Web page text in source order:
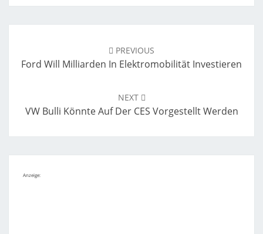
PREVIOUS
Ford Will Milliarden In Elektromobilität Investieren
NEXT
VW Bulli Könnte Auf Der CES Vorgestellt Werden
Anzeige: